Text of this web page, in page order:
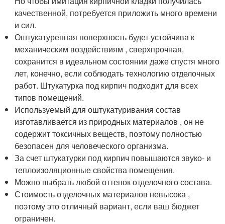
качественной, потребуется приложить много времени
и сил.
Оштукатуренная поверхность будет устойчива к
механическим воздействиям , сверхпрочная,
сохранится в идеальном состоянии даже спустя много
лет, конечно, если соблюдать технологию отделочных
работ. Штукатурка под кирпич подходит для всех
типов помещений.
Используемый для оштукатуривания состав
изготавливается из природных материалов , он не
содержит токсичных веществ, поэтому полностью
безопасен для человеческого организма.
За счет штукатурки под кирпич повышаются звуко- и
теплоизоляционные свойства помещения.
Можно выбрать любой оттенок отделочного состава.
Стоимость отделочных материалов невысока ,
поэтому это отличный вариант, если ваш бюджет
ограничен.